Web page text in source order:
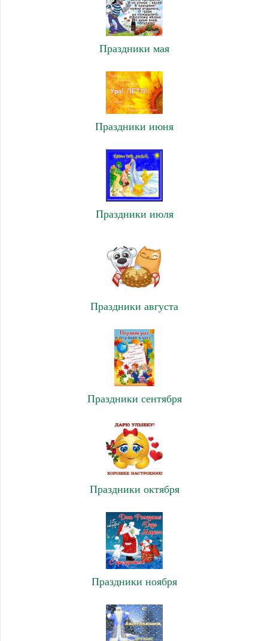
Праздники мая
Праздники июня
Праздники июля
Праздники августа
Праздники сентября
Праздники октября
Праздники ноября